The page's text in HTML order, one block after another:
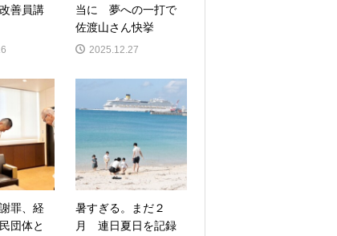
善員講
当に 夢への一打で
佐渡山さん快挙
2025.12.27
罪、経
団体と
暑すぎる。まだ２
月 連日夏日を記録